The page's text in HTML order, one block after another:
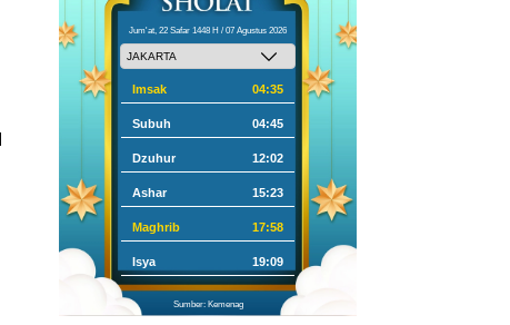
Jum'at, 22 Safar 1448 H / 07 Agustus 2026
Imsak 04:35
Subuh 04:45
Dzuhur 12:02
Ashar 15:23
Maghrib 17:58
Isya 19:09
Sumber: Kemenag